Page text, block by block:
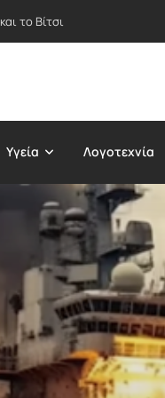
το Βίτσι
Υγεία Λογοτεχνία